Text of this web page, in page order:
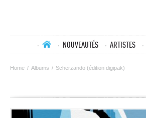
NOUVEAUTÉS ARTISTES
Home / Albums / Scherzando (édition digipak)